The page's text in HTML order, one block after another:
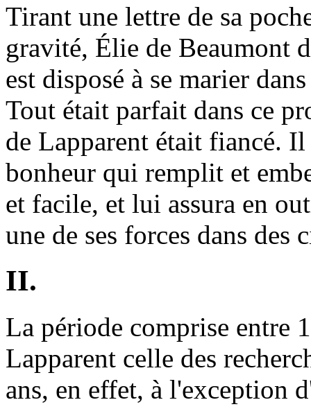
Tirant une lettre de sa
gravité, Élie de Beaumont
est disposé à se marier
Tout était parfait dans ce
de Lapparent était fiancé.
bonheur qui remplit et
et facile, et lui assura en
une de ses forces dans
II.
La période comprise entre
Lapparent celle des
ans, en effet, à l'exception